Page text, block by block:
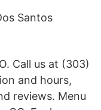
Santos
Call us at (303)
and hours,
reviews. Menu